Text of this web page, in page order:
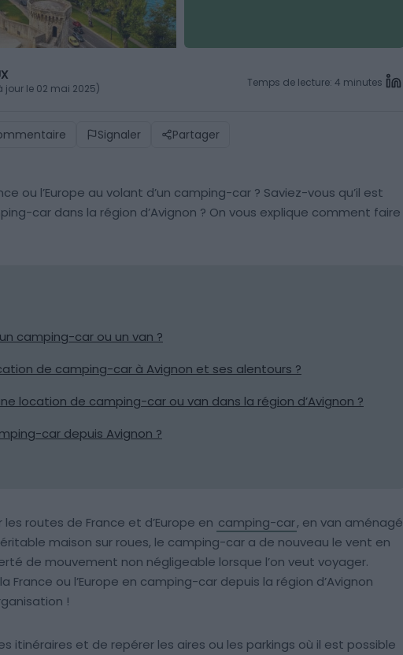
jour le 02 mai 2025) Temps de lecture: 4 minutes
Signaler Partager
ou l’Europe au volant d’un camping-car ? Saviez-vous qu’il est
car dans la région d’Avignon ? On vous explique comment faire
camping-car ou un van ?
de camping-car à Avignon et ses alentours ?
location de camping-car ou van dans la région d’Avignon ?
car depuis Avignon ?
routes de France et d’Europe en camping-car, en van aménagé
maison sur roues, le camping-car a de nouveau le vent en
de mouvement non négligeable lorsque l’on veut voyager.
France ou l’Europe en camping-car depuis la région d’Avignon
!
itinéraires et de repérer les aires ou les parkings où il est possible